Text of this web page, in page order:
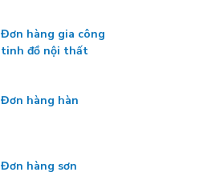
Đơn hàng gia công
tinh đồ nội thất
Đơn hàng hàn
Đơn hàng sơn